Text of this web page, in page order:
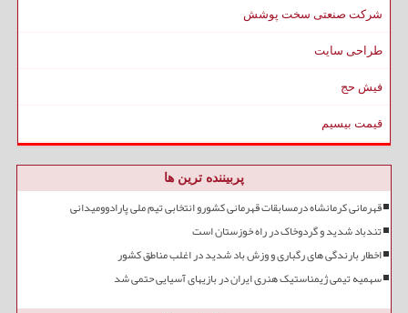
شرکت صنعتی سخت پوشش
طراحی سایت
فیش حج
قیمت بیسیم
پربیننده ترین ها
قهرمانی کرمانشاه درمسابقات قهرمانی کشورو انتخابی تیم ملی پارادوومیدانی
تندباد شدید و گردوخاک در راه خوزستان است
اخطار بارندگی های رگباری و وزش باد شدید در اغلب مناطق کشور
سهمیه تیمی ژیمناستیک هنری ایران در بازیهای آسیایی حتمی شد